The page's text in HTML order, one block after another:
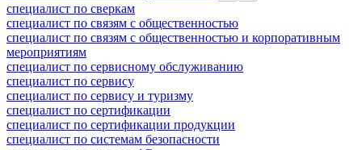
специалист по сверкам
специалист по связям с общественностью
специалист по связям с общественностью и корпоративным
мероприятиям
специалист по сервисному обслуживанию
специалист по сервису
специалист по сервису и туризму
специалист по сертификации
специалист по сертификации продукции
специалист по системам безопасности